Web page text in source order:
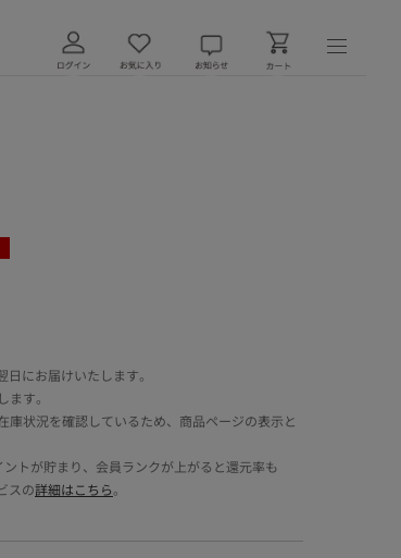
にお届けいたします。
す。
状況を確認しているため、商品ページの表示と
トが貯まり、会員ランクが上がると還元率も
スの詳細はこちら。